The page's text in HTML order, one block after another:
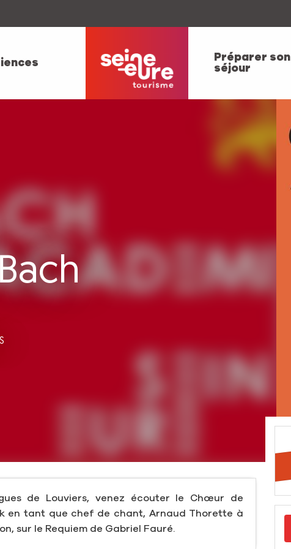
Préparer son
séjour
de Louviers, venez écouter le Chœur de
en tant que chef de chant, Arnaud Thorette à
sur le Requiem de Gabriel Fauré.